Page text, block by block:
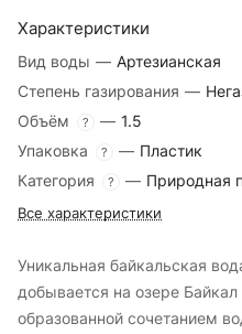
Характеристики
Вид воды — Артезианская
Степень газирования —
Объём
? — 1.5
Упаковка
? — Пластик
Категория
? — Природная
Все характеристики
Уникальная байкальская
добывается на озере Байкал
образованной сочетанием